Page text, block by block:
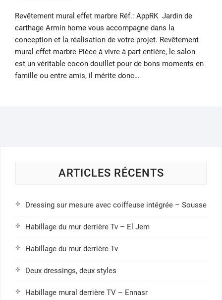
Revêtement mural effet marbre Réf.: AppRK Jardin de
carthage Armin home vous accompagne dans la
conception et la réalisation de votre projet. Revêtement
mural effet marbre Pièce à vivre à part entière, le salon
est un véritable cocon douillet pour de bons moments en
famille ou entre amis, il mérite donc…
ARTICLES RÉCENTS
Dressing sur mesure avec coiffeuse intégrée – Sousse
Habillage du mur derrière Tv – El Jem
Habillage du mur derrière Tv
Deux dressings, deux styles
Habillage mural derrière TV – Ennasr